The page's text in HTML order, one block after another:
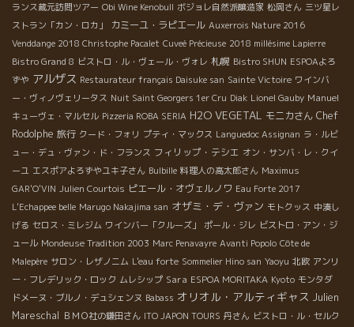
ランス蔵元訪問ツアー Obi Wine Kenobull ボジョレ自然派醸造家 松岡さん 三ツ星レ
ストラン「カン・ロカ」
カミーユ・ラピエール Auxerrois Nature 2016
Venddange 2018 Christophe Pacalet Cuveé Précieuse 2018 millésime Lapierre
Bistro Grand 8 ビストロ・ル・ヴェール・ヴォレ 札幌 Bistro SHUN ESPOAよろ
ずや アルザス Restaurateur français Daisuke san Sainte Victoire ワインバ
ー・ヴィノヴェリータス Nuit Saint Georgers 1er Cru Diak Lionel Gauby Manuel
キューヴェ・マルセル Pizzeria ROBA SERIA H2O VEGETAL モニカさん Chef
Rodolphe 旅行 クード・フォリ プティ・マックス Languedoc Assignan ラ・ルビ
ュー・デュ・ヴァン・ド・フランス フィリップ・テシエ オン・サンバ・レ・クイ
ーユ エスポアよろずやユキ子さん Bulbille 料理人の高太郎さん Maximus
GAR'O'VIN Julien Courtois ピエール・オヴェルノワ Eau Forte 2017
L'Echappee belle Marugo Nakajima san オザミ・デ・ヴァン モトクッス 中湊し
げる セロス・ミレジム ワインバー「クルーズ」 ポール・ジレ ビストロ・アン・ジ
ュール Mondeuse Tradition 2003 Marc Penavayre Avanti Popolo Côte de
Malepère サロン・レザノニム L'eau forte Sommelier Hino san Yaoyu 北欧 アンリ
ー・フレデリック・ロック ムレシップ Sara ESPOA MORITAKA Kyoto モンタダ
ドメーヌ・ブルノ・デュシェンヌ Babass オリオル・アルティギャス Julien
Mareschal ＢＭＯ社の鎌田さん ITO JAPON TOURS 丹さん ビストロ・ル・セルク